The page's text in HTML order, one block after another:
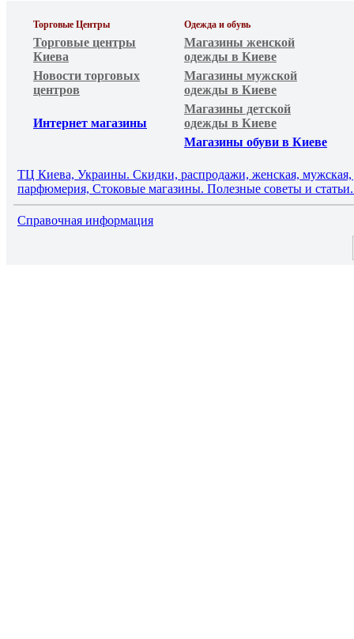
Торговые Центры
Торговые центры
Киева
Новости торговых
центров
Интернет магазины
Одежда и обувь
Магазины женской
одежды в Киеве
Магазины мужской
одежды в Киеве
Магазины детской
одежды в Киеве
Магазины обуви в Киеве
ТЦ Киева, Украины. Скидки, распродажи, женская, мужская,
парфюмерия, Стоковые магазины. Полезные советы и
Справочная информация